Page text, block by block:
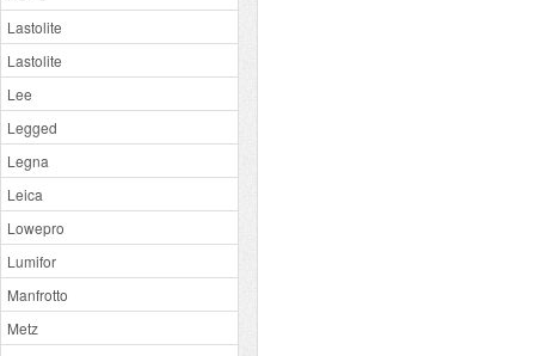
Lastolite
Lastolite
Lee
Legged
Legna
Leica
Lowepro
Lumifor
Manfrotto
Metz